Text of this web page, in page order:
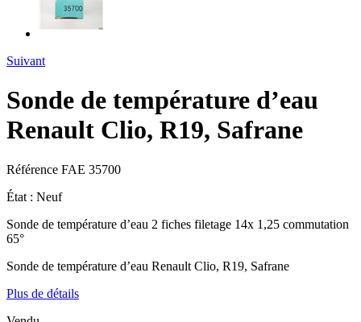
Suivant
Sonde de température d’eau
Renault Clio, R19, Safrane
Référence FAE 35700
État : Neuf
Sonde de température d’eau 2 fiches filetage 14x 1,25 commutation
65°
Sonde de température d’eau Renault Clio, R19, Safrane
Plus de détails